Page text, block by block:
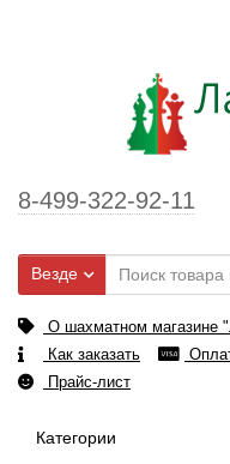
8-499-322-92-11
Везде
О шахматном магазине
Как заказать
Прайс-лист
Категории